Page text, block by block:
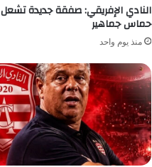
النادي الإفريقي: صفقة جديدة تشعل
حماس جماهير
منذ يوم واحد